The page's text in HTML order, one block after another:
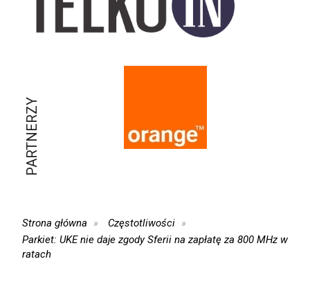
PARTNERZY
Strona główna
Częstotliwości
Parkiet: UKE nie daje zgody Sferii na zapłatę za 800 MHz w
ratach